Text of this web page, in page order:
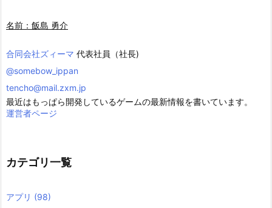
名前：飯島 勇介
合同会社ズィーマ 代表社員（社長)
@somebow_ippan
tencho@mail.zxm.jp
最近はもっぱら開発しているゲームの最新情報を書いています。
運営者ページ
カテゴリ一覧
アプリ (98)